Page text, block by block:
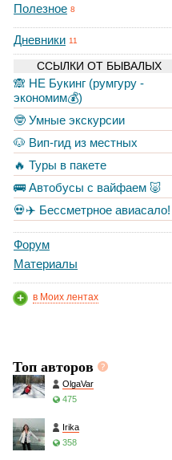
Полезное 8
Дневники 11
ССЫЛКИ ОТ БЫВАЛЫХ
🙈 НЕ Букинг (румгуру -
экономим💰)
🤓 Умные экскурсии
🐶 Вип-гид из местных
🔥 Туры в пакете
🚌 Автобусы с вайфаем 🐷
💀✈️ Бессметрное авиасало!
Форум
Материалы
в Моих лентах
Топ авторов
OlgaVar
475
Irika
358